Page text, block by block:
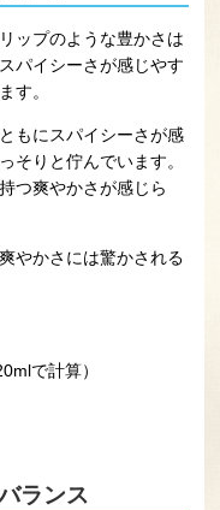
ップのような豊かさは
パイシーさが感じやす
す。
もにスパイシーさが感
そりと佇んでいます。
つ爽やかさが感じら
やかさには驚かされる
で計算）
ランス